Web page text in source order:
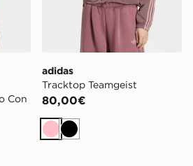
Con
adidas
Tracktop Teamgeist
80,00€
RosaNero